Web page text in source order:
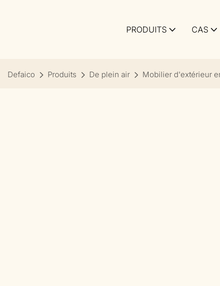
PRODUITS CAS
Defaico Produits De plein air Mobilier d'extérieur